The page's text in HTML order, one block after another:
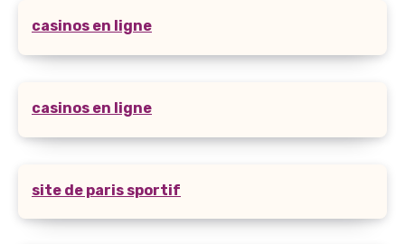
casinos en ligne
casinos en ligne
site de paris sportif